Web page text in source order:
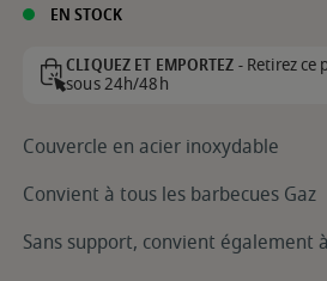
EN STOCK
CLIQUEZ ET EMPORTEZ -Retirez ce
sous 24h/48h
Couvercle en acier inoxydable
Convient à tous les barbecues Gaz
Sans support, convient également